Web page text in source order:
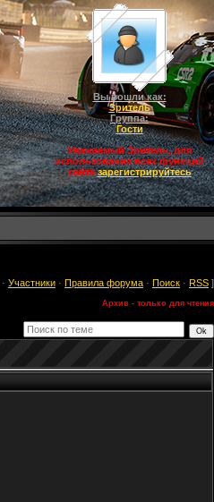
Вы вошли как:
Зритель
Группа:
Гости
Уважаемый Зритель, для
использования всех функций
сайтазарегистрируйтесь
· Участники · Правила форума · Поиск · RSS ]
Архив - только для чтения